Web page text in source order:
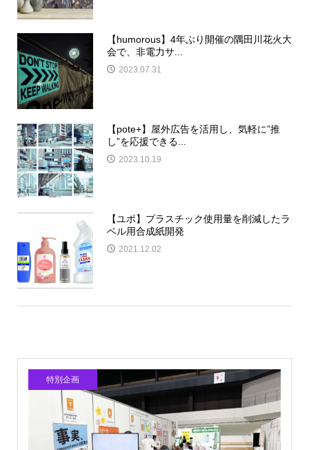
【humorous】4年ぶり開催の隅田川花火大
会で、非電力サ...
2023.07.31
【pote+】屋外広告を活用し、気軽に”推
し”を応援できる...
2023.10.19
【ユポ】プラスチック使用量を削減したラ
ベル用合成紙開発
2021.12.02
特別企画